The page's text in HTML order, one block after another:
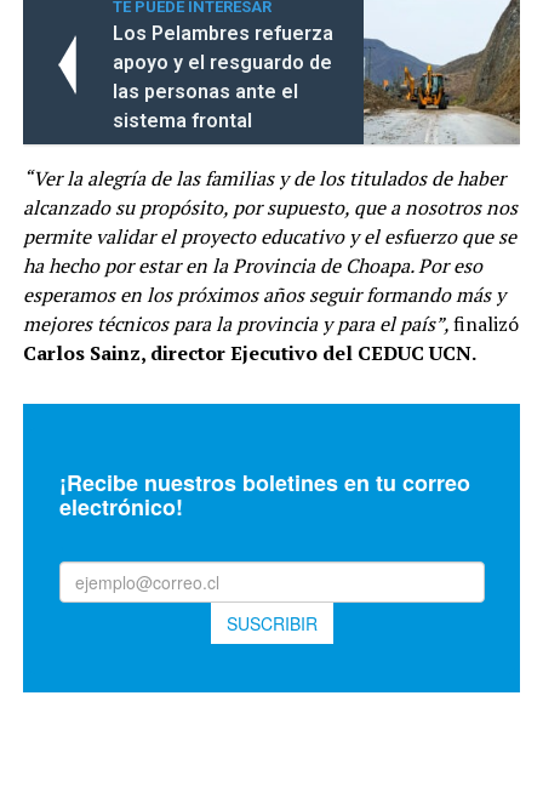
TE PUEDE INTERESAR
Los Pelambres refuerza
apoyo y el resguardo de
las personas ante el
sistema frontal
“Ver la alegría de las familias y de los titulados de haber
alcanzado su propósito, por supuesto, que a nosotros nos
permite validar el proyecto educativo y el esfuerzo que se
ha hecho por estar en la Provincia de Choapa. Por eso
esperamos en los próximos años seguir formando más y
mejores técnicos para la provincia y para el país”,finalizó
Carlos Sainz, director Ejecutivo del CEDUC UCN.